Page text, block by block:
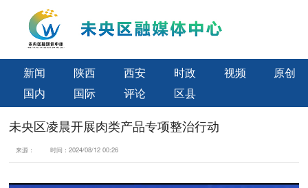
新闻 陕西 西安 时政 视频
原创
国内
国际 评论 区县
未央区凌晨开展肉类产品专项整治行动
来源： 时间：2024/08/12 00:26